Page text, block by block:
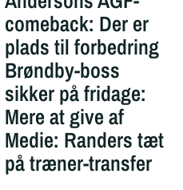
comeback: Der er
plads til forbedring
Brøndby-boss
sikker på fridage:
Mere at give af
Medie: Randers tæt
på træner-transfer